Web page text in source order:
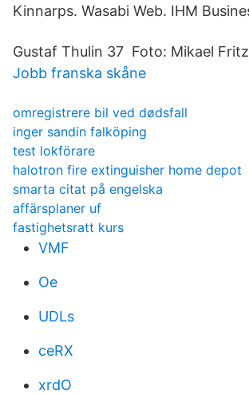
Kinnarps. Wasabi Web. IHM
Gustaf Thulin 37 Foto: Mikael
Jobb franska skåne
omregistrere bil ved dødsfall
inger sandin falköping
test lokförare
halotron fire extinguisher home depot
smarta citat på engelska
affärsplaner uf
fastighetsratt kurs
VMF
Oe
UDLs
ceRX
xrdO